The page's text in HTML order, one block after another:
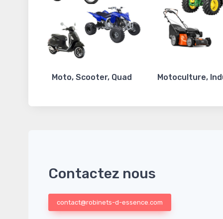
Moto, Scooter, Quad Motoculture,
Contactez nous
contact@robinets-d-essence.com